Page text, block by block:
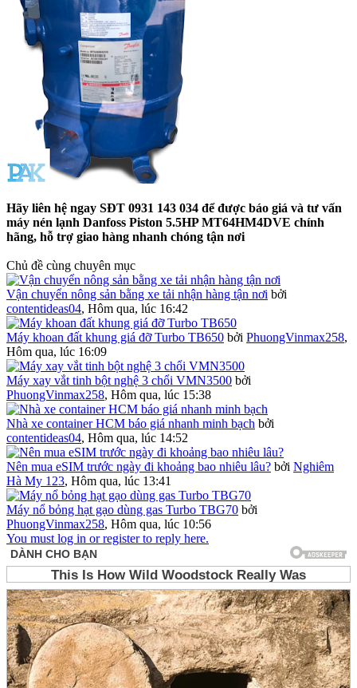
Hãy liên hệ ngay SĐT 0931 143 034 để được báo giá và tư vấn
máy nén lạnh Danfoss Piston 5.5HP MT64HM4DVE chính
hãng, hỗ trợ giao hàng nhanh chóng tận nơi
Chủ đề cùng chuyên mục
Vận chuyển nông sản bằng xe tải nhận hàng tận nơi bởi
contentideas04, Hôm qua, lúc 16:42
Máy khoan đất khung giá đỡ Turbo TB650 bởi PhuongVinmax258,
Hôm qua, lúc 16:09
Máy xay vắt tinh bột nghệ 3 chổi VMN3500 bởi
PhuongVinmax258, Hôm qua, lúc 15:38
Nhà xe container HCM báo giá nhanh minh bạch bởi
contentideas04, Hôm qua, lúc 14:52
Nên mua eSIM trước ngày đi khoảng bao nhiêu lâu? bởi Nghiêm
Hà My 123, Hôm qua, lúc 13:41
Máy nổ bỏng hạt gạo dùng gas Turbo TBG70 bởi
PhuongVinmax258, Hôm qua, lúc 10:56
You must log in or register to reply here.